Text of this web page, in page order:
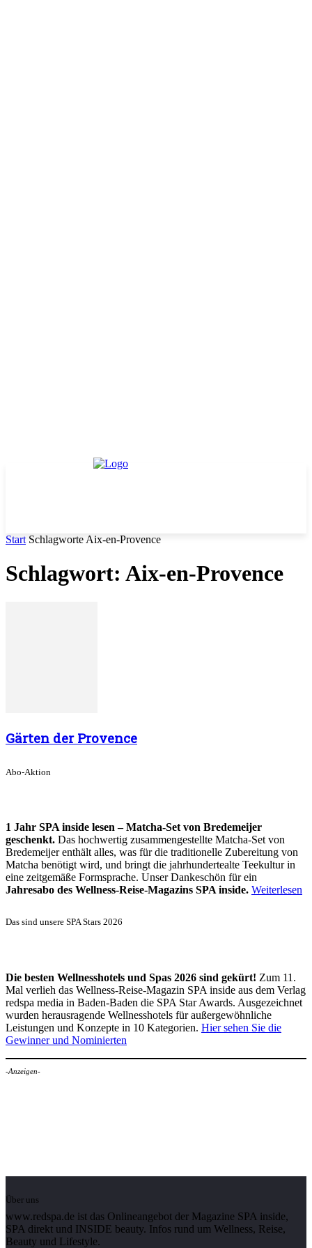
Start Schlagworte Aix-en-Provence
Schlagwort: Aix-en-Provence
Gärten der Provence
Abo-Aktion
1 Jahr SPA inside lesen – Matcha-Set von Bredemeijer
geschenkt. Das hochwertig zusammengestellte Matcha-Set von
Bredemeijer enthält alles, was für die traditionelle Zubereitung von
Matcha benötigt wird, und bringt die jahrhundertealte Teekultur in
eine zeitgemäße Formsprache. Unser Dankeschön für ein
Jahresabo des Wellness-Reise-Magazins SPA inside. Weiterlesen
Das sind unsere SPA Stars 2026
Die besten Wellnesshotels und Spas 2026 sind gekürt! Zum 11.
Mal verlieh das Wellness-Reise-Magazin SPA inside aus dem Verlag
redspa media in Baden-Baden die SPA Star Awards. Ausgezeichnet
wurden herausragende Wellnesshotels für außergewöhnliche
Leistungen und Konzepte in 10 Kategorien. Hier sehen Sie die
Gewinner und Nominierten
-Anzeigen-
Über uns
www.redspa.de ist das Onlineangebot der Magazine SPA inside,
SPA direkt und INSIDE beauty. Infos rund um Wellness, Reise,
Beauty und Lifestyle.